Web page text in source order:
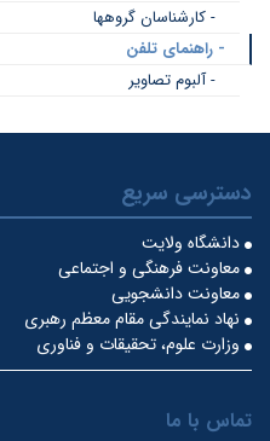
- کارشناسان گروهها
- راهنمای تلفن
- آلبوم تصاویر
دسترسی سریع
دانشگاه ولایت
معاونت فرهنگی و اجتماعی
معاونت دانشجویی
نهاد نمایندگی مقام معظم رهبری
وزارت علوم، تحقیقات و فناوری
تماس با ما